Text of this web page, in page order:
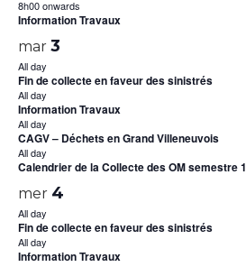
8h00 onwards
Information Travaux
mar 3
All day
Fin de collecte en faveur des sinistrés
All day
Information Travaux
All day
CAGV – Déchets en Grand Villeneuvois
All day
Calendrier de la Collecte des OM semestre 1
mer 4
All day
Fin de collecte en faveur des sinistrés
All day
Information Travaux